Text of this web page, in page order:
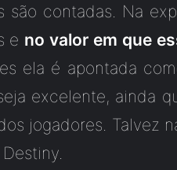
contadas. Na
e no valor em que
ela é apontada
excelente, ainda
jogadores. Talvez